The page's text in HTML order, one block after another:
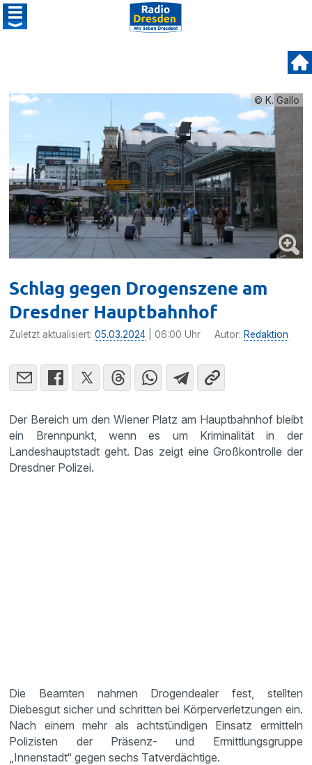
© K. Gallo
Schlag gegen Drogenszene am
Dresdner Hauptbahnhof
Zuletzt aktualisiert:05.03.2024 | 06:00 Uhr Autor: Redaktion
Der Bereich um den Wiener Platz am Hauptbahnhof bleibt
ein Brennpunkt, wenn es um Kriminalität in der
Landeshauptstadt geht. Das zeigt eine Großkontrolle der
Dresdner Polizei.
Die Beamten nahmen Drogendealer fest, stellten
Diebesgut sicher und schritten bei Körperverletzungen ein.
Nach einem mehr als achtstündigen Einsatz ermitteln
Polizisten der Präsenz- und Ermittlungsgruppe
„Innenstadt“ gegen sechs Tatverdächtige.